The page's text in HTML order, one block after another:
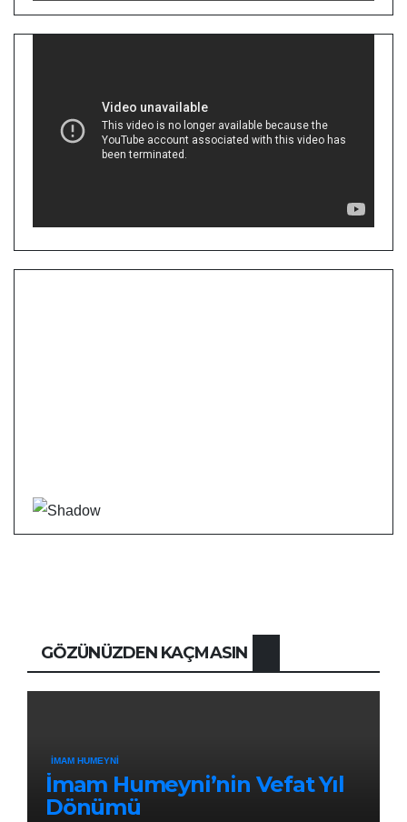
GÖZÜNÜZDEN KAÇMASIN
İMAM HUMEYNI
İmam Humeyni’nin Vefat Yıl
Dönümü